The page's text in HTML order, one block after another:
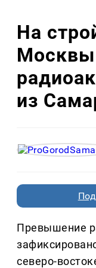
На
из
Превышение
cеверо-